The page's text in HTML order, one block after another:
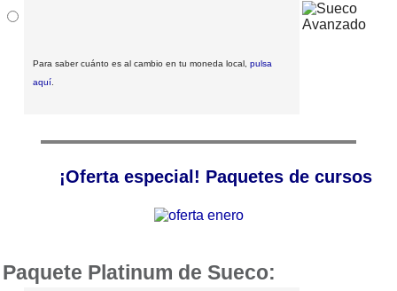
Para saber cuánto es al cambio en tu moneda local, pulsa
aquí.
¡Oferta especial! Paquetes de cursos
Paquete Platinum de Sueco: